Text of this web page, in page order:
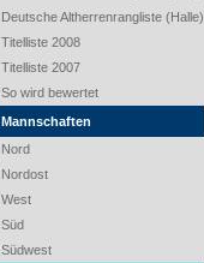
Deutsche Altherrenrangliste (Halle)
Titelliste 2008
Titelliste 2007
So wird bewertet
Mannschaften
Nord
Nordost
West
Süd
Südwest